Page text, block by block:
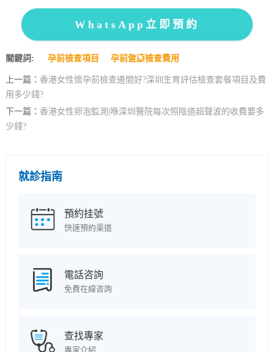
WhatsApp立即預約
關鍵詞: 孕前檢查項目 孕前健康檢查費用
上一篇： 香港女性懷孕前檢查邊間好?深圳生育評估檢查套餐項目及費
用多少錢?
下一篇： 香港女性卵泡監測|喺深圳醫院每次照陰道超聲波的收費要多
少錢?
就診指南
預約挂號
快速預約渠道
電話咨詢
免費在線咨詢
查找專家